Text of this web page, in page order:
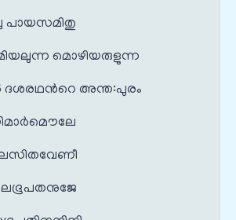
പായസമിതു
മൊഴിയരുളുന്ന
ദശരഥന്‍റെ അന്ത:പുരം